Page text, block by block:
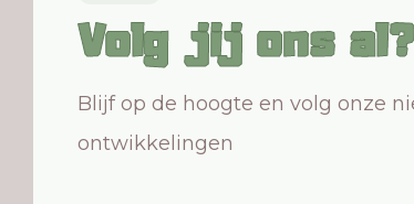
Volg jij ons al?
Blijf op de hoogte en volg onze
ontwikkelingen